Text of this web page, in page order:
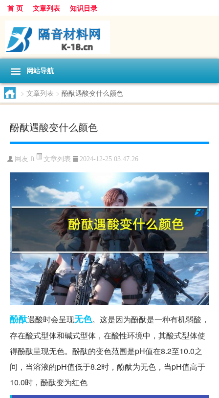
首 页 文章列表 知识目录
网站导航
> 文章列表 > 酚酞遇酸变什么颜色
酚酞遇酸变什么颜色
网友:ft 文章列表 2024-12-25 03:47:26
酚酞遇酸时会呈现无色。这是因为酚酞是一种有机弱酸，
存在酸式型体和碱式型体，在酸性环境中，其酸式型体使
得酚酞呈现无色。酚酞的变色范围是pH值在8.2至10.0之
间，当溶液的pH值低于8.2时，酚酞为无色，当pH值高于
10.0时，酚酞变为红色